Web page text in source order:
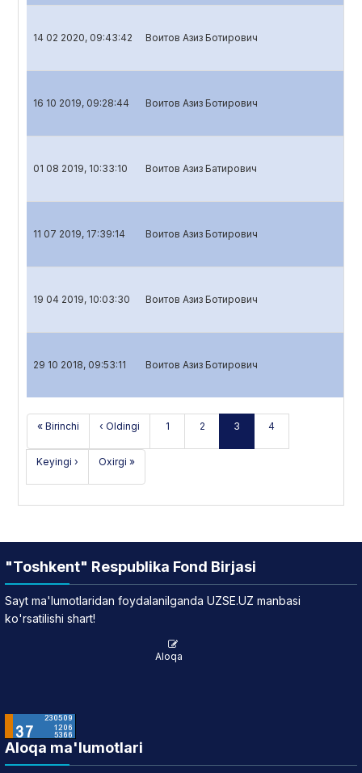
14 02 2020, 09:43:42 Воитов Азиз Ботирович
16 10 2019, 09:28:44 Воитов Азиз Ботирович
01 08 2019, 10:33:10 Воитов Азиз Батирович
11 07 2019, 17:39:14 Воитов Азиз Ботирович
19 04 2019, 10:03:30 Воитов Азиз Ботирович
29 10 2018, 09:53:11 Воитов Азиз Ботирович
« Birinchi ‹ Oldingi 1 2 3 4
Keyingi › Oxirgi »
"Toshkent" Respublika Fond Birjasi
Sayt ma'lumotlaridan foydalanilganda UZSE.UZ manbasi
ko'rsatilishi shart!
Aloqa
Aloqa ma'lumotlari